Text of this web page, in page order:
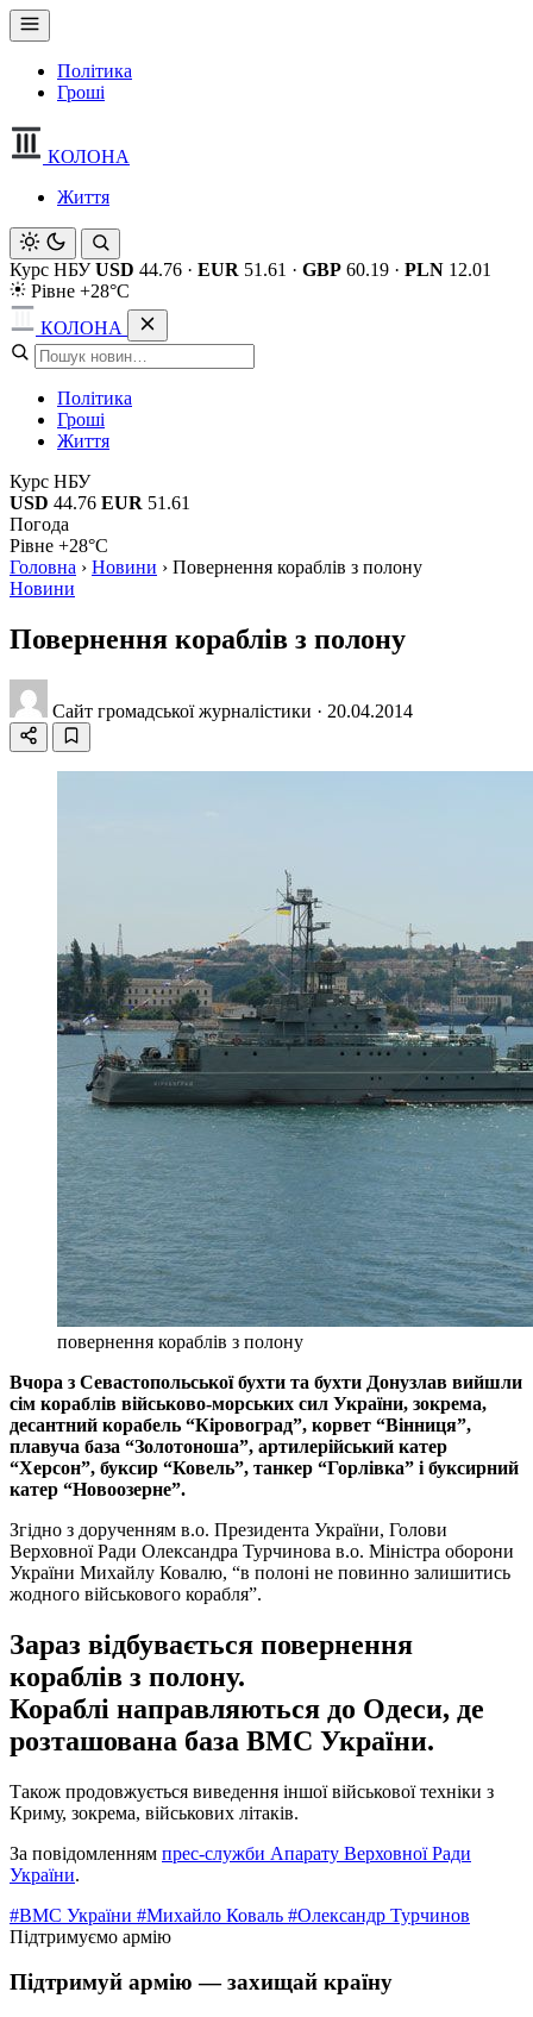
Політика
Гроші
КОЛОНА
Життя
Курс НБУ USD 44.76 · EUR 51.61 · GBP 60.19 · PLN 12.01
Рівне +28°C
КОЛОНА
Політика
Гроші
Життя
Курс НБУ
USD 44.76 EUR 51.61
Погода
Рівне +28°C
Головна › Новини › Повернення кораблiв з полону
Новини
Повернення кораблiв з полону
Сайт громадської журналістики · 20.04.2014
повернення кораблів з полону
Вчора з Севастопольської бухти та бухти Донузлав вийшли
сім кораблів військово-морських сил України, зокрема,
десантний корабель “Кіровоград”, корвет “Вінниця”,
плавуча база “Золотоноша”, артилерійський катер
“Херсон”, буксир “Ковель”, танкер “Горлівка” і буксирний
катер “Новоозерне”.
Згідно з дорученням в.о. Президента України, Голови
Верховної Ради Олександра Турчинова в.о. Міністра оборони
України Михайлу Ковалю, “в полоні не повинно залишитись
жодного військового корабля”.
Зараз відбувається повернення
кораблів з полону.
Кораблі направляються до Одеси, де
розташована база ВМС України.
Також продовжується виведення іншої військової техніки з
Криму, зокрема, військових літаків.
За повідомленням прес-служби Апарату Верховної Ради
України.
#ВМС України #Михайло Коваль #Олександр Турчинов
Підтримуємо армію
Підтримуй армію — захищай країну